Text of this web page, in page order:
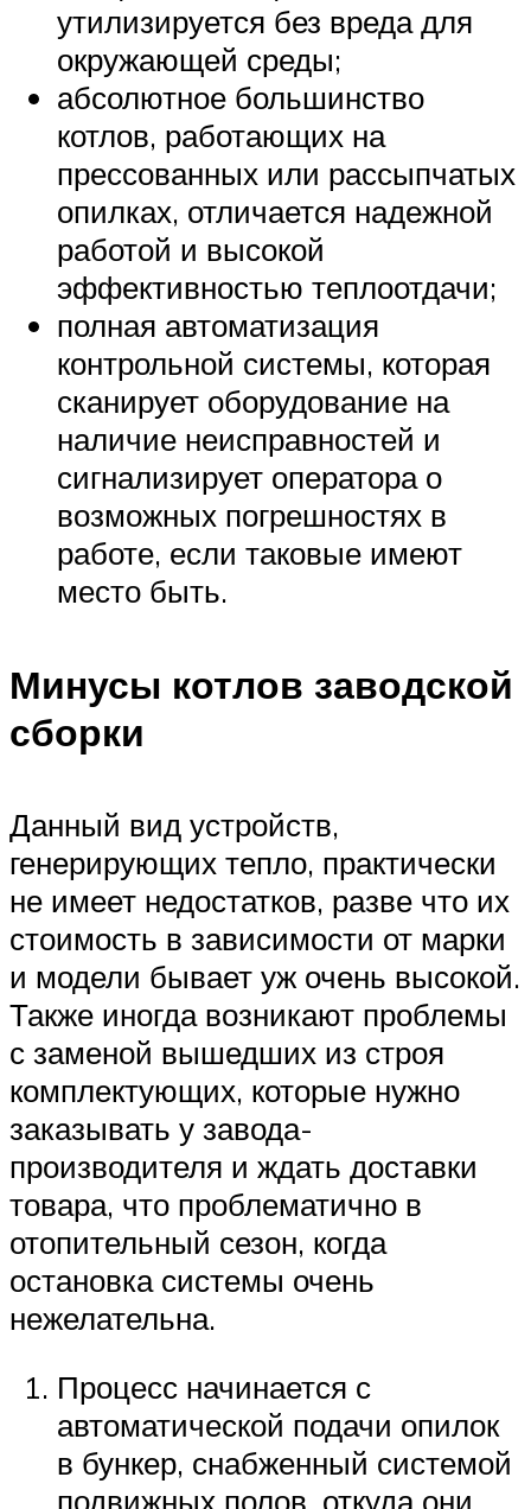
утилизируется без вреда для
окружающей среды;
абсолютное большинство
котлов, работающих на
прессованных или рассыпчатых
опилках, отличается надежной
работой и высокой
эффективностью теплоотдачи;
полная автоматизация
контрольной системы, которая
сканирует оборудование на
наличие неисправностей и
сигнализирует оператора о
возможных погрешностях в
работе, если таковые имеют
место быть.
Минусы котлов заводской
сборки
Данный вид устройств,
генерирующих тепло, практически
не имеет недостатков, разве что их
стоимость в зависимости от марки
и модели бывает уж очень высокой.
Также иногда возникают проблемы
с заменой вышедших из строя
комплектующих, которые нужно
заказывать у завода-
производителя и ждать доставки
товара, что проблематично в
отопительный сезон, когда
остановка системы очень
нежелательна.
Процесс начинается с
автоматической подачи опилок
в бункер, снабженный системой
подвижных полов, откуда они